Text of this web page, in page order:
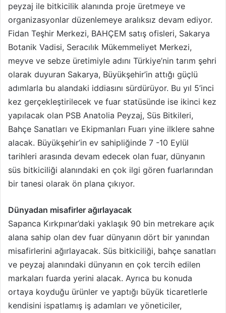
peyzaj ile bitkicilik alanında proje üretmeye ve
organizasyonlar düzenlemeye aralıksız devam ediyor.
Fidan Teşhir Merkezi, BAHÇEM satış ofisleri, Sakarya
Botanik Vadisi, Seracılık Mükemmeliyet Merkezi,
meyve ve sebze üretimiyle adını Türkiye’nin tarım şehri
olarak duyuran Sakarya, Büyükşehir’in attığı güçlü
adımlarla bu alandaki iddiasını sürdürüyor. Bu yıl 5’inci
kez gerçekleştirilecek ve fuar statüsünde ise ikinci kez
yapılacak olan PSB Anatolia Peyzaj, Süs Bitkileri,
Bahçe Sanatları ve Ekipmanları Fuarı yine ilklere sahne
alacak. Büyükşehir’in ev sahipliğinde 7 -10 Eylül
tarihleri arasında devam edecek olan fuar, dünyanın
süs bitkiciliği alanındaki en çok ilgi gören fuarlarından
bir tanesi olarak ön plana çıkıyor.
Dünyadan misafirler ağırlayacak
Sapanca Kırkpınar’daki yaklaşık 90 bin metrekare açık
alana sahip olan dev fuar dünyanın dört bir yanından
misafirlerini ağırlayacak. Süs bitkiciliği, bahçe sanatları
ve peyzaj alanındaki dünyanın en çok tercih edilen
markaları fuarda yerini alacak. Ayrıca bu konuda
ortaya koyduğu ürünler ve yaptığı büyük ticaretlerle
kendisini ispatlamış iş adamları ve yöneticiler,